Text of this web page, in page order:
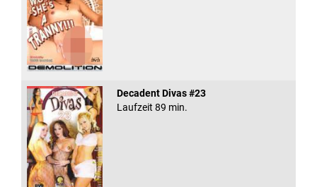
Decadent Divas #23
Laufzeit 89 min.